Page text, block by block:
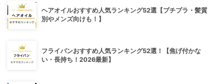
ヘアオイルおすすめ人気ランキング52選【プチプラ・髪質
別やメンズ向けも！】
フライパンおすすめ人気ランキング52選！【焦げ付かな
い・長持ち！2026最新】